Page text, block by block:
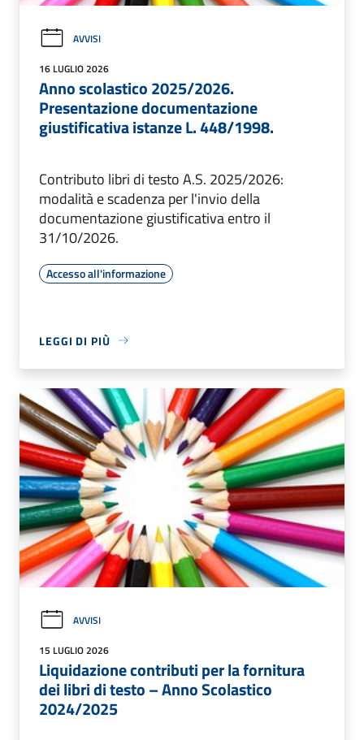
AVVISI
16 LUGLIO 2026
Anno scolastico 2025/2026.
Presentazione documentazione
giustificativa istanze L. 448/1998.
Contributo libri di testo A.S. 2025/2026:
modalità e scadenza per l'invio della
documentazione giustificativa entro il
31/10/2026.
Accesso all'informazione
LEGGI DI PIÙ
AVVISI
15 LUGLIO 2026
Liquidazione contributi per la fornitura
dei libri di testo – Anno Scolastico
2024/2025